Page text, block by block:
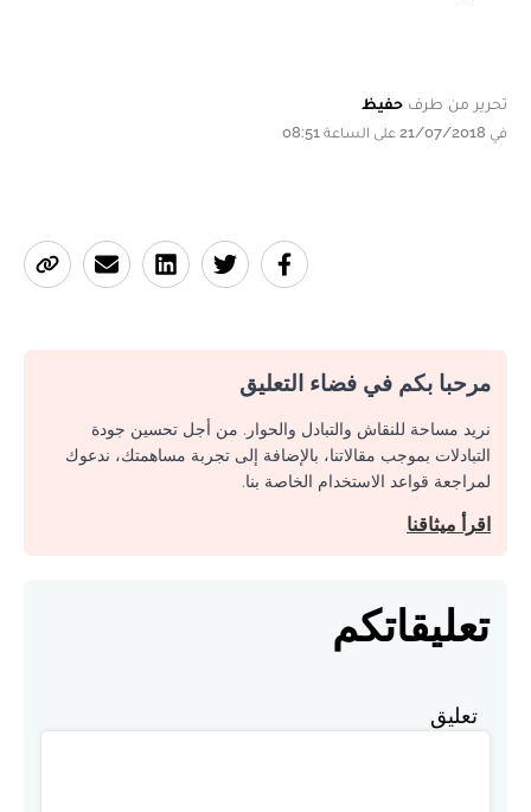
تحرير من طرف حفيظ
في 21/07/2018 على الساعة 08:51
مرحبا بكم في فضاء التعليق
نريد مساحة للنقاش والتبادل والحوار. من أجل تحسين جودة
التبادلات بموجب مقالاتنا، بالإضافة إلى تجربة مساهمتك، ندعوك
لمراجعة قواعد الاستخدام الخاصة بنا.
اقرأ ميثاقنا
تعليقاتكم
تعليق